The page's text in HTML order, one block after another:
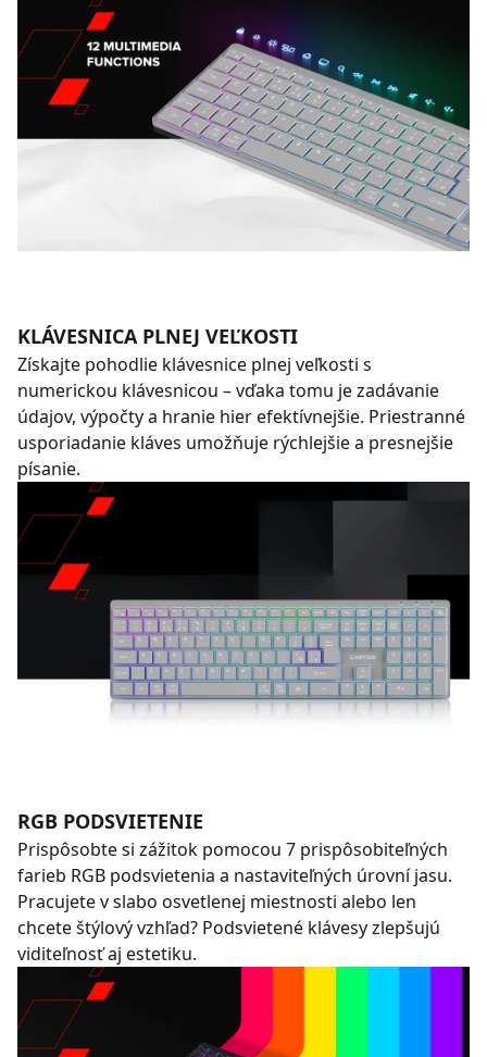
KLÁVESNICA PLNEJ VEĽKOSTI
Získajte pohodlie klávesnice plnej veľkosti s
numerickou klávesnicou – vďaka tomu je zadávanie
údajov, výpočty a hranie hier efektívnejšie. Priestranné
usporiadanie kláves umožňuje rýchlejšie a presnejšie
písanie.
RGB PODSVIETENIE
Prispôsobte si zážitok pomocou 7 prispôsobiteľných
farieb RGB podsvietenia a nastaviteľných úrovní jasu.
Pracujete v slabo osvetlenej miestnosti alebo len
chcete štýlový vzhľad? Podsvietené klávesy zlepšujú
viditeľnosť aj estetiku.